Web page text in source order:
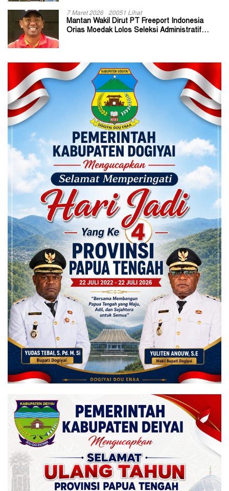
7 Maret 2026 20051 Lihat
Mantan Wakil Dirut PT Freeport Indonesia
Orias Moedak Lolos Seleksi Administratif